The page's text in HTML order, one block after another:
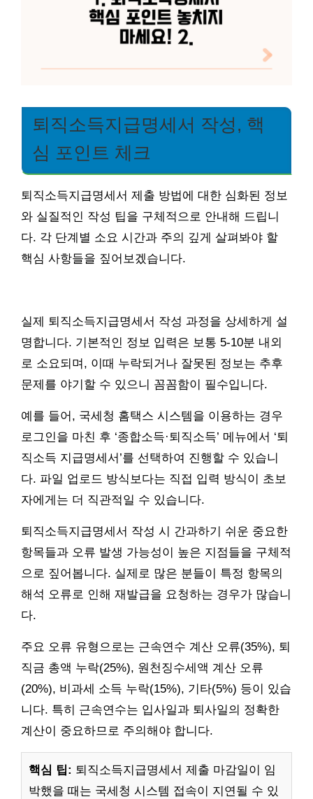
퇴직소득지급명세서 작성, 핵
심 포인트 체크
퇴직소득지급명세서 제출 방법에 대한 심화된 정보
와 실질적인 작성 팁을 구체적으로 안내해 드립니
다. 각 단계별 소요 시간과 주의 깊게 살펴봐야 할
핵심 사항들을 짚어보겠습니다.
실제 퇴직소득지급명세서 작성 과정을 상세하게 설
명합니다. 기본적인 정보 입력은 보통 5-10분 내외
로 소요되며, 이때 누락되거나 잘못된 정보는 추후
문제를 야기할 수 있으니 꼼꼼함이 필수입니다.
예를 들어, 국세청 홈택스 시스템을 이용하는 경우
로그인을 마친 후 ‘종합소득·퇴직소득’ 메뉴에서 ‘퇴
직소득 지급명세서’를 선택하여 진행할 수 있습니
다. 파일 업로드 방식보다는 직접 입력 방식이 초보
자에게는 더 직관적일 수 있습니다.
퇴직소득지급명세서 작성 시 간과하기 쉬운 중요한
항목들과 오류 발생 가능성이 높은 지점들을 구체적
으로 짚어봅니다. 실제로 많은 분들이 특정 항목의
해석 오류로 인해 재발급을 요청하는 경우가 많습니
다.
주요 오류 유형으로는 근속연수 계산 오류(35%), 퇴
직금 총액 누락(25%), 원천징수세액 계산 오류
(20%), 비과세 소득 누락(15%), 기타(5%) 등이 있습
니다. 특히 근속연수는 입사일과 퇴사일의 정확한
계산이 중요하므로 주의해야 합니다.
핵심 팁: 퇴직소득지급명세서 제출 마감일이 임
박했을 때는 국세청 시스템 접속이 지연될 수 있